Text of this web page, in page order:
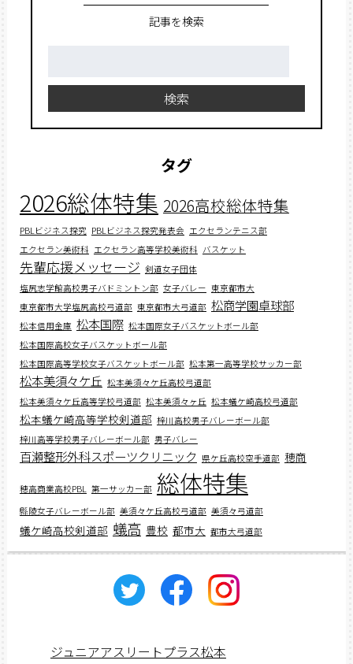
記事を検索
検索
タグ
2026総体特集 2026高校総体特集
PBLビジネス探究 PBLビジネス探究発表会 エクセランテニス部
エクセラン美術科 エクセラン高等学校美術科 バスケット
先輩応援メッセージ 剣道女子団体
塩尻志学館高校男子バドミントン部 女子バレー 東京都市大
東京都市大学塩尻高校弓道部 東京都市大弓道部 松商学園卓球部
松本信用金庫 松本国際 松本国際女子バスケットボール部
松本国際高校女子バスケットボール部
松本国際高等学校女子バスケットボール部 松本第一高等学校サッカー部
松本美須々ケ丘 松本美須々ケ丘高校弓道部
松本美須々ケ丘高等学校弓道部 松本美須々ヶ丘 松本蟻ケ崎高校弓道部
松本蟻ケ崎高等学校剣道部 梓川高校男子バレーボール部
梓川高等学校男子バレーボール部 男子バレー
百瀬整形外科スポーツクリニック 県ケ丘高校空手道部 穂商
穂高商業高校PBL 第一サッカー部 総体特集
縣陵女子バレーボール部 美須々ケ丘高校弓道部 美須々弓道部
蟻ケ崎高校剣道部 蟻高 豊校 都市大 都市大弓道部
ジュニアアスリートプラス松本